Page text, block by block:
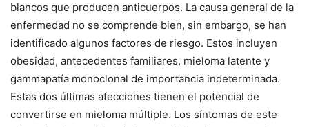
blancos que producen anticuerpos. La causa general de la
enfermedad no se comprende bien, sin embargo, se han
identificado algunos factores de riesgo. Estos incluyen
obesidad, antecedentes familiares, mieloma latente y
gammapatía monoclonal de importancia indeterminada.
Estas dos últimas afecciones tienen el potencial de
convertirse en mieloma múltiple. Los síntomas de este